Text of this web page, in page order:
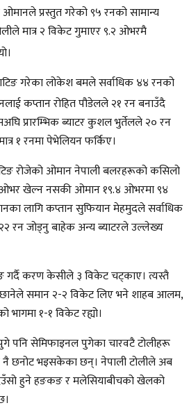
ओमानले प्रस्तुत गरेको ९५ रनको सामान्य
मात्र २ विकेट गुमाएर ९.२ ओभरमै
गरेका लोकेश बमले सर्वाधिक ४४ रनको
कप्तान रोहित पौडेलले २१ रन बनाउँदै
प्रारम्भिक ब्याटर कुशल भुर्तेलले २० रन
१ रनमा पेभेलियन फर्किए।
रोजेको ओमान नेपाली बलरहरूको कसिलो
ओभर खेल्न नसकी ओमान १९.४ ओभरमा ९४
लागि कप्तान सुफियान मेहमुदले सर्वाधिक
रन जोड्नु बाहेक अन्य ब्याटरले उल्लेख्य
गर्दै करण केसीले ३ विकेट चट्काए। त्यस्तै
समान २-२ विकेट लिए भने शाहब आलम,
भागमा १-१ विकेट रह्यो।
पनि सेमिफाइनल पुगेका चारवटै टोलीहरू
छनोट भइसकेका छन्। नेपाली टोलीले अब
हुने हङकङ र मलेसियाबीचको खेलको